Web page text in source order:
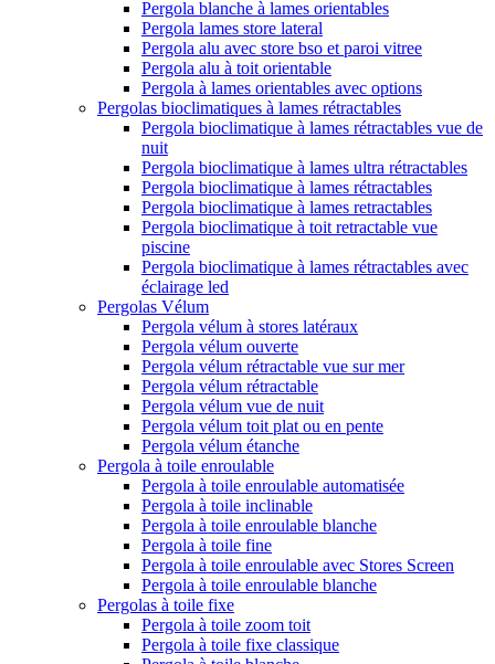
Pergola blanche à lames orientables
Pergola lames store lateral
Pergola alu avec store bso et paroi vitree
Pergola alu à toit orientable
Pergola à lames orientables avec options
Pergolas bioclimatiques à lames rétractables
Pergola bioclimatique à lames rétractables vue de
nuit
Pergola bioclimatique à lames ultra rétractables
Pergola bioclimatique à lames rétractables
Pergola bioclimatique à lames retractables
Pergola bioclimatique à toit retractable vue
piscine
Pergola bioclimatique à lames rétractables avec
éclairage led
Pergolas Vélum
Pergola vélum à stores latéraux
Pergola vélum ouverte
Pergola vélum rétractable vue sur mer
Pergola vélum rétractable
Pergola vélum vue de nuit
Pergola vélum toit plat ou en pente
Pergola vélum étanche
Pergola à toile enroulable
Pergola à toile enroulable automatisée
Pergola à toile inclinable
Pergola à toile enroulable blanche
Pergola à toile fine
Pergola à toile enroulable avec Stores Screen
Pergola à toile enroulable blanche
Pergolas à toile fixe
Pergola à toile zoom toit
Pergola à toile fixe classique